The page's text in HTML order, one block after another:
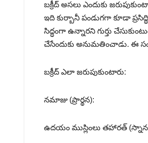
బక్రీద్ అసలు ఎందుకు
ఇది కుర్బానీ పండుగగా కూడా
సిద్ధంగా ఉన్నారని గుర్తు
చేసేందుకు అనుమతించాడు. ఈ
బక్రీద్ ఎలా జరుపుకుంటారు:
నమాజు (ప్రార్థన):
ఉదయం ముస్లింలు తహారత్